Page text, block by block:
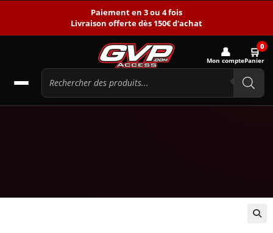
Paiement en 3 ou 4 fois
Livraison offerte dès 150€ d'achat
👤
Mon compte
🛒0
Panier